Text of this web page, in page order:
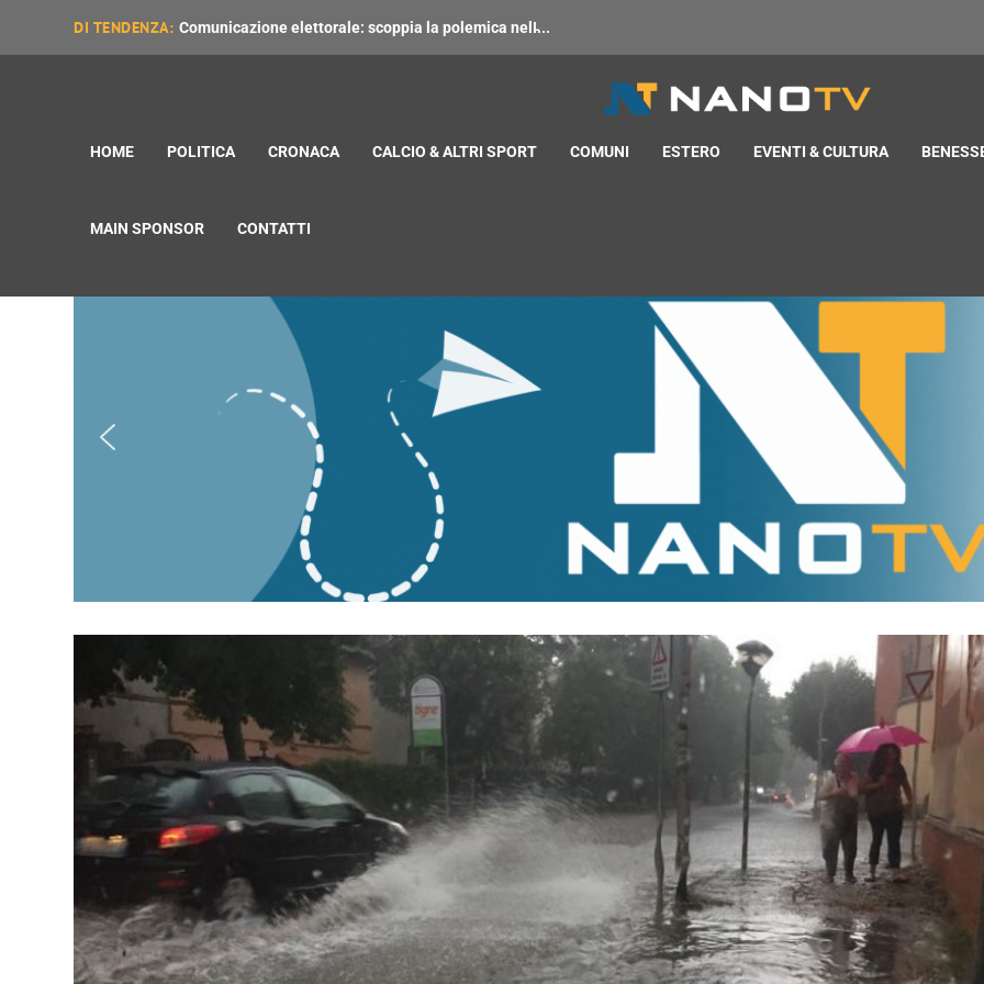
DI TENDENZA: Comunicazione elettorale: scoppia la polemica nell̵...
HOME POLITICA CRONACA CALCIO & ALTRI SPORT COMUNI ESTERO EVENTI & CULTURA
MAIN SPONSOR CONTATTI